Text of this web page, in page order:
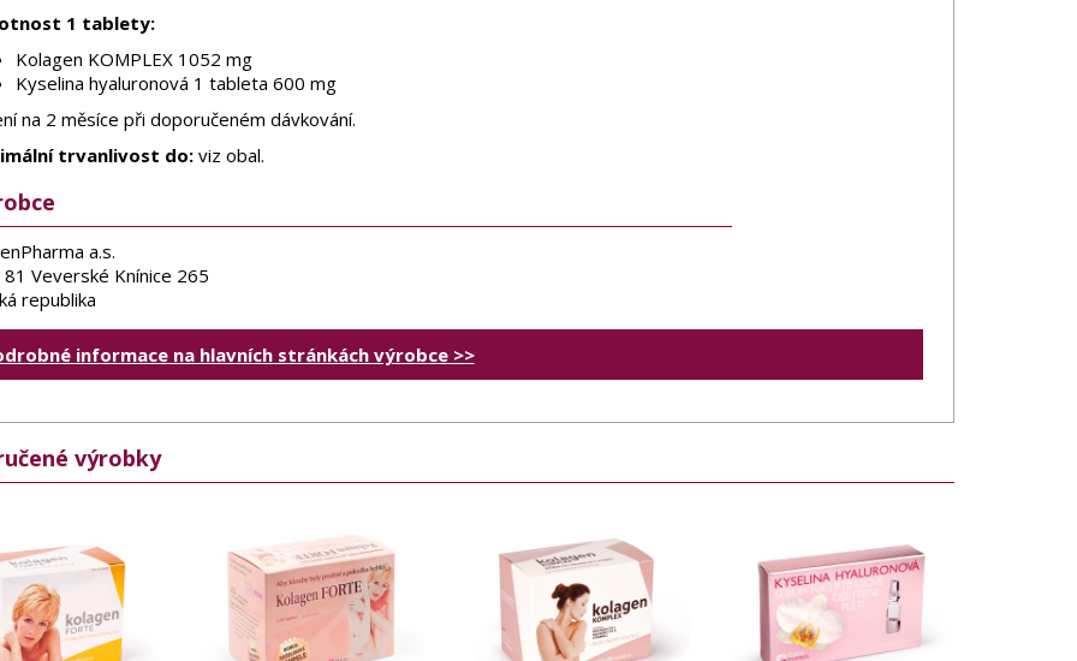
1 tablety:
Kolagen KOMPLEX 1052 mg
Kyselina hyaluronová 1 tableta 600 mg
na 2 měsíce při doporučeném dávkování.
trvanlivost do:viz obal.
a.s.
Veverské Knínice 265
republika
informace na hlavních stránkách výrobce >>
výrobky